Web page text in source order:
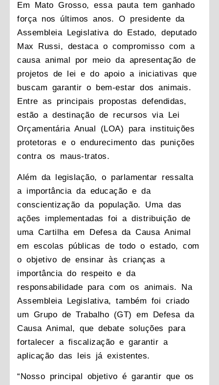
Em Mato Grosso, essa pauta tem ganhado
força nos últimos anos. O presidente da
Assembleia Legislativa do Estado, deputado
Max Russi, destaca o compromisso com a
causa animal por meio da apresentação de
projetos de lei e do apoio a iniciativas que
buscam garantir o bem-estar dos animais.
Entre as principais propostas defendidas,
estão a destinação de recursos via Lei
Orçamentária Anual (LOA) para instituições
protetoras e o endurecimento das punições
contra os maus-tratos.
Além da legislação, o parlamentar ressalta
a importância da educação e da
conscientização da população. Uma das
ações implementadas foi a distribuição de
uma Cartilha em Defesa da Causa Animal
em escolas públicas de todo o estado, com
o objetivo de ensinar às crianças a
importância do respeito e da
responsabilidade para com os animais. Na
Assembleia Legislativa, também foi criado
um Grupo de Trabalho (GT) em Defesa da
Causa Animal, que debate soluções para
fortalecer a fiscalização e garantir a
aplicação das leis já existentes.
“Nosso principal objetivo é garantir que os